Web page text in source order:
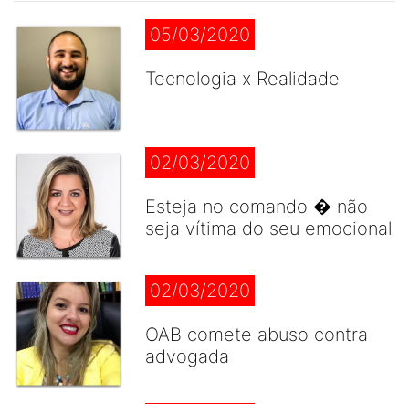
05/03/2020
Tecnologia x Realidade
02/03/2020
Esteja no comando � não
seja vítima do seu emocional
02/03/2020
OAB comete abuso contra
advogada